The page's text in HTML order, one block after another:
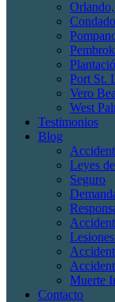
Port St.
Vero
West
Testimonios
Blog
Leyes
Seguro
Muerte
Contacto